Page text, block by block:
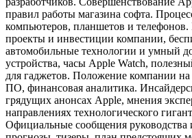
правил работы магазина софта.
компьютеров, планшетов и
проекты и инвестиции компании,
автомобильные технологии и умный
устройства, часы Apple Watch,
для гаджетов. Положение компании
ПО, финансовая аналитика.
грядущих анонсах Apple, мнения
направлениях технологического
Официальные сообщения